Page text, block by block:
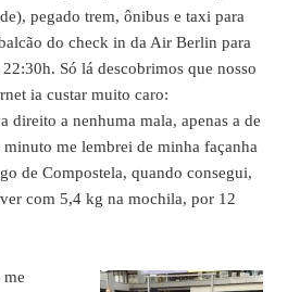
pegado trem, ônibus e taxi para
do check in da Air Berlin para
Só lá descobrimos que nosso
ia custar muito caro:
direito a nenhuma mala, apenas a de
me lembrei de minha façanha
de Compostela, quando consegui,
com 5,4 kg na mochila, por 12